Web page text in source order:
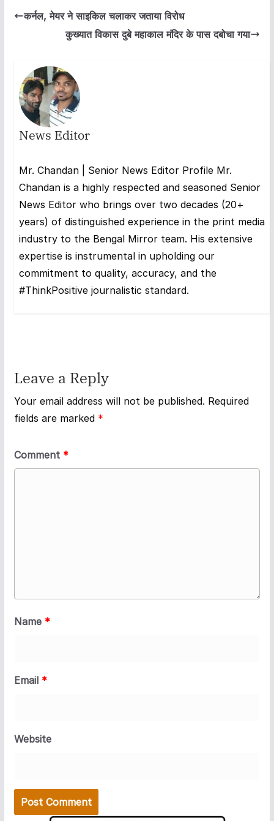
कर्नल, मेयर ने साइकिल चलाकर जताया विरोध
कुख्यात विकास दुबे महाकाल मंदिर के पास दबोचा गया
News Editor
Mr. Chandan | Senior News Editor Profile Mr.
Chandan is a highly respected and seasoned Senior
News Editor who brings over two decades (20+
years) of distinguished experience in the print media
industry to the Bengal Mirror team. His extensive
expertise is instrumental in upholding our
commitment to quality, accuracy, and the
#ThinkPositive journalistic standard.
Leave a Reply
Your email address will not be published. Required
fields are marked *
Comment *
Name *
Email *
Website